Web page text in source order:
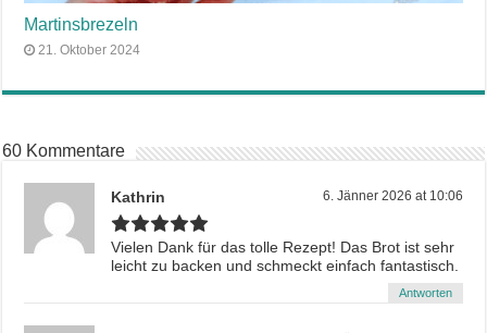
Martinsbrezeln
21. Oktober 2024
60 Kommentare
Kathrin 6. Jänner 2026 at 10:06
Vielen Dank für das tolle Rezept! Das Brot ist sehr
leicht zu backen und schmeckt einfach fantastisch.
Antworten